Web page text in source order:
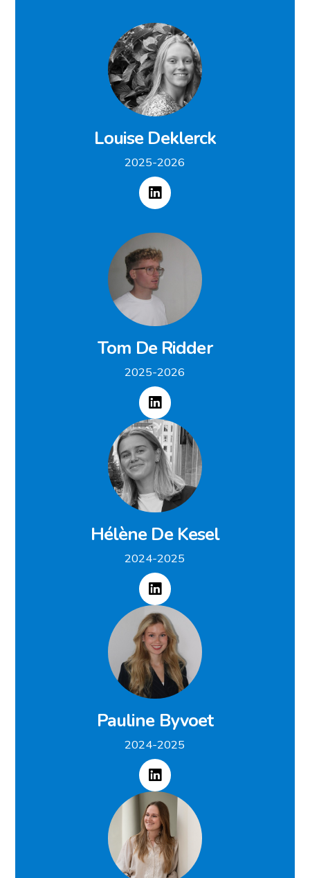
Louise Deklerck
2025-2026
Tom De Ridder
2025-2026
Hélène De Kesel
2024-2025
Pauline Byvoet
2024-2025